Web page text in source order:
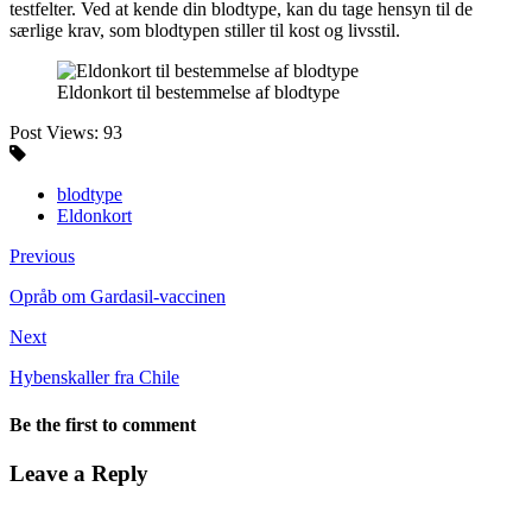
testfelter. Ved at kende din blodtype, kan du tage hensyn til de
særlige krav, som blodtypen stiller til kost og livsstil.
Eldonkort til bestemmelse af blodtype
Post Views: 93
blodtype
Eldonkort
Previous
Opråb om Gardasil-vaccinen
Next
Hybenskaller fra Chile
Be the first to comment
Leave a Reply